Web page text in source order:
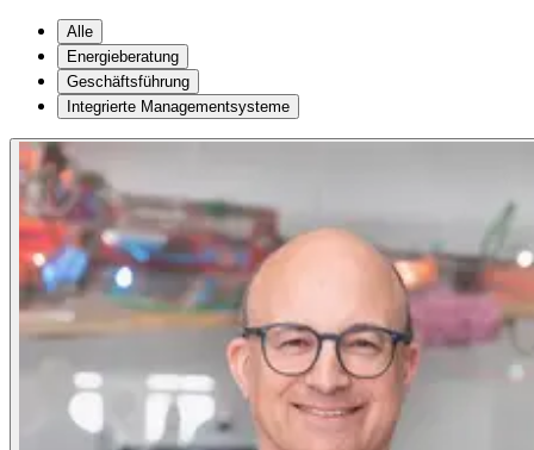
Alle
Energieberatung
Geschäftsführung
Integrierte Managementsysteme